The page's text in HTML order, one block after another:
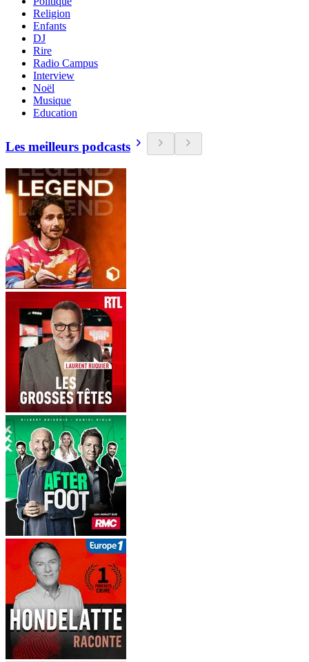
Religion
Enfants
DJ
Rire
Radio Campus
Interview
Noël
Musique
Education
Les meilleurs podcasts